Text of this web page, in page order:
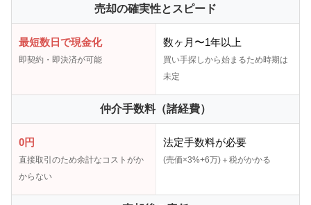
売却の確実性とスピード
最短数日で現金化
即契約・即決済が可能
数ヶ月〜1年以上
買い手探しから始まるため時期は
未定
仲介手数料（諸経費）
0円
直接取引のため余計なコストがか
からない
法定手数料が必要
(売価×3%+6万)＋税がかかる